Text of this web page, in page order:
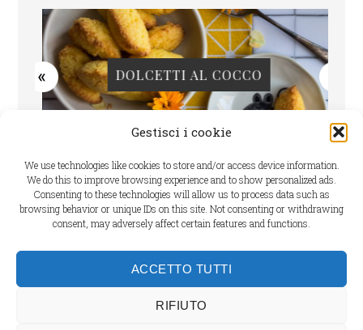
Gestisci i cookie
We use technologies like cookies to store and/or access device information.
We do this to improve browsing experience and to show personalized ads.
Consenting to these technologies will allow us to process data such as
browsing behavior or unique IDs on this site. Not consenting or withdrawing
consent, may adversely affect certain features and functions.
ACCETTO TUTTI
RIFIUTO
DOLCETTI AL COCCO
Dichiarazione sulla Privacy